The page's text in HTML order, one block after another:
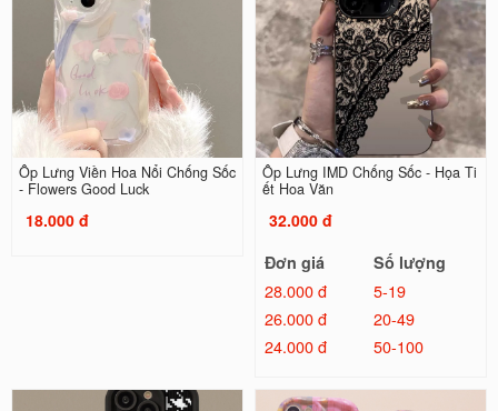
Ốp Lưng Viền Hoa Nổi Chống Sốc
- Flowers Good Luck
18.000 đ
Ốp Lưng IMD Chống Sốc - Họa Ti
ết Hoa Văn
32.000 đ
Đơn giá
Số lượng
28.000 đ
5-19
26.000 đ
20-49
24.000 đ
50-100